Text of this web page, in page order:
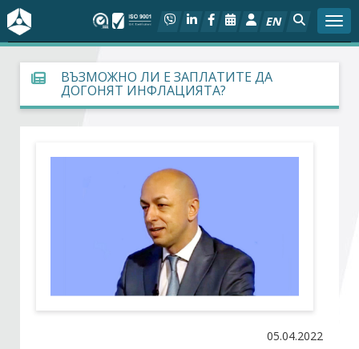
EN
За БСК
На фокус
Арбитражен съд
Проекти
ВЪЗМОЖНО ЛИ Е ЗАПЛАТИТЕ ДА
ДОГОНЯТ ИНФЛАЦИЯТА?
05.04.2022